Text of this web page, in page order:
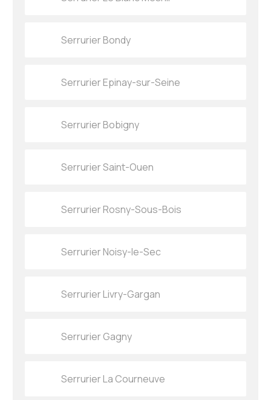
Serrurier Bondy
Serrurier Epinay-sur-Seine
Serrurier Bobigny
Serrurier Saint-Ouen
Serrurier Rosny-Sous-Bois
Serrurier Noisy-le-Sec
Serrurier Livry-Gargan
Serrurier Gagny
Serrurier La Courneuve